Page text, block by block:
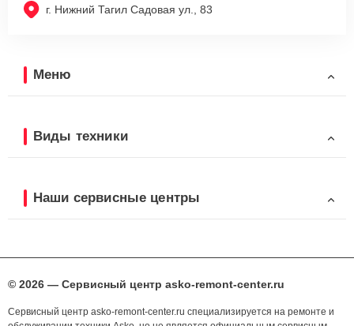
г. Нижний Тагил Садовая ул., 83
Меню
Виды техники
Наши сервисные центры
© 2026 — Сервисный центр asko-remont-center.ru
Сервисный центр asko-remont-center.ru специализируется на ремонте и